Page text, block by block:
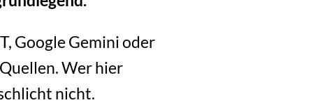
Google Gemini oder
Wer hier
nicht.